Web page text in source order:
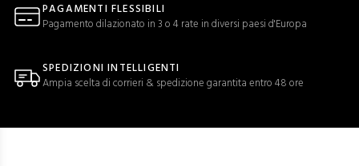
PAGAMENTI FLESSIBILI
Pagamento dilazionato in 3 o 4 rate in diversi paesi d'Europa
SPEDIZIONI INTELLIGENTI
Ampia scelta di corrieri & spedizione garantita entro 48 ore